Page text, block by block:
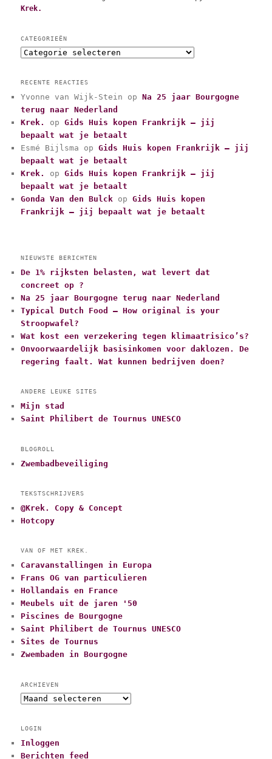
Krek.
CATEGORIEËN
C
e
g
o
r
i
e
ë
RECENTE REACTIES
Yvonne van Wijk-Stein opNa 25 jaar Bourgogne
terug naar Nederland
Krek.
opGids Huis kopen Frankrijk – jij
bepaalt wat je betaalt
Esmé Bijlsma opGids Huis kopen Frankrijk – jij
bepaalt wat je betaalt
Krek.
opGids Huis kopen Frankrijk – jij
bepaalt wat je betaalt
Gonda Van den Bulck opGids Huis kopen
Frankrijk – jij bepaalt wat je betaalt
NIEUWSTE BERICHTEN
De 1% rijksten belasten, wat levert dat
concreet op ?
Na 25 jaar Bourgogne terug naar Nederland
Typical Dutch Food – How original is your
Stroopwafel?
Wat kost een verzekering tegen klimaatrisico’s?
Onvoorwaardelijk basisinkomen voor daklozen. De
regering faalt. Wat kunnen bedrijven doen?
ANDERE LEUKE SITES
Mijn stad
Saint Philibert de Tournus UNESCO
BLOGROLL
Zwembadbeveiliging
TEKSTSCHRIJVERS
@Krek. Copy & Concept
Hotcopy
VAN OF MET KREK.
Caravanstallingen in Europa
Frans OG van particulieren
Hollandais en France
Meubels uit de jaren '50
Piscines de Bourgogne
Saint Philibert de Tournus UNESCO
Sites de Tournus
Zwembaden in Bourgogne
ARCHIEVEN
A
h
i
e
LOGIN
Inloggen
Berichten feed